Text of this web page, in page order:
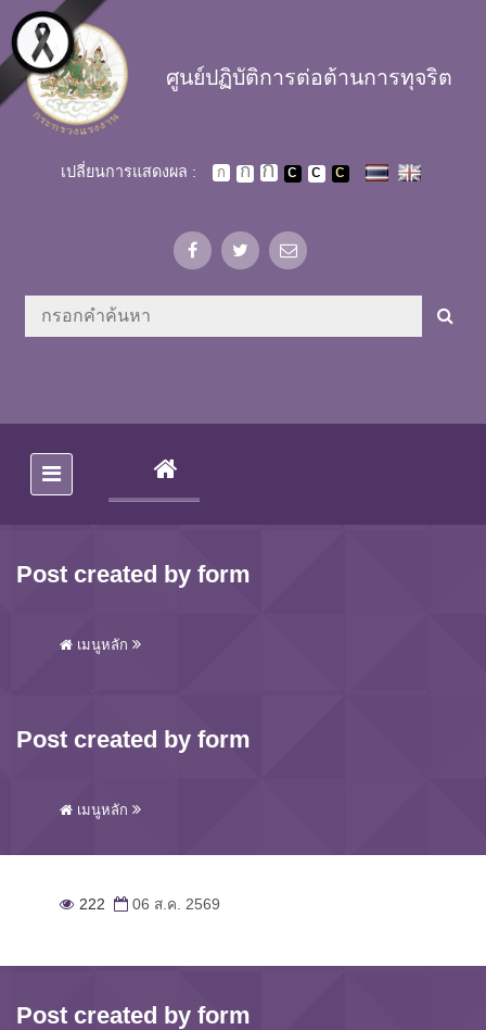
Skip to main content
ศูนย์ปฏิบัติการต่อต้านการทุจริต
เปลี่ยนการแสดงผล :
(CURRENT)
Post created by form
เมนูหลัก
Post created by form
เมนูหลัก
222 06 ส.ค. 2569
Post created by form